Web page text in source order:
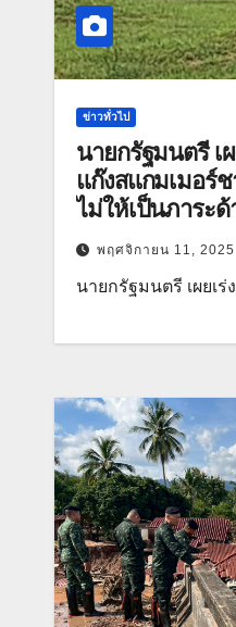
ข่าวทั่วไป
นายกรัฐมนตรี เ
แก๊งสแกมเมอร์
ไม่ให้เป็นภาระ
พฤศจิกายน 11, 2025
นายกรัฐมนตรี เผยเร่